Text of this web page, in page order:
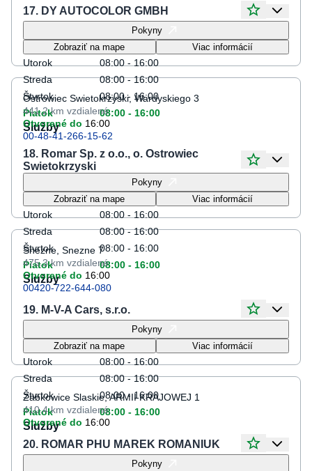
17. DY AUTOCOLOR GMBH
Pondelok
08:00 - 16:00
Utorok
08:00 - 16:00
Streda
08:00 - 16:00
Štvrtok
08:00 - 16:00
Piatok
08:00 - 16:00
Služby
Pokyny
Zobraziť na mape
Viac informácií
Ostrowiec Swietokrzyski, Wardyskiego 3
441.2 km vzdialené
Otvorené do 16:00
00-48-41-266-15-62
18. Romar Sp. z o.o., o. Ostrowiec
Swietokrzyski
Pondelok
08:00 - 16:00
Utorok
08:00 - 16:00
Streda
08:00 - 16:00
Štvrtok
08:00 - 16:00
Piatok
08:00 - 16:00
Služby
Pokyny
Zobraziť na mape
Viac informácií
Snezne, Snezne 7
475.3 km vzdialené
Otvorené do 16:00
00420-722-644-080
19. M-V-A Cars, s.r.o.
Pondelok
08:00 - 16:00
Utorok
08:00 - 16:00
Streda
08:00 - 16:00
Štvrtok
08:00 - 16:00
Piatok
08:00 - 16:00
Služby
Pokyny
Zobraziť na mape
Viac informácií
Zabkowice Slaskie, ARMII KRAJOWEJ 1
410.4 km vzdialené
Otvorené do 16:00
20. ROMAR PHU MAREK ROMANIUK
Pokyny